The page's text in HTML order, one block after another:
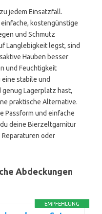
jedem Einsatzfall.
einfache, kostengünstige
und Schmutz
Langlebigkeit legst, sind
Hauben besser
und Feuchtigkeit
stabile und
Lagerplatz hast,
praktische Alternative.
Passform und einfache
deine Bierzeltgarnitur
oder
Abdeckungen
EMPFEHLUNG